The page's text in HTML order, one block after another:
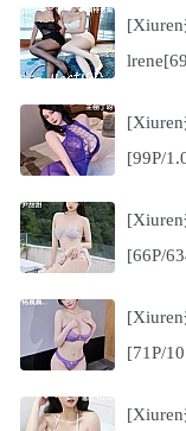
[99P/
[66P/
[71P/